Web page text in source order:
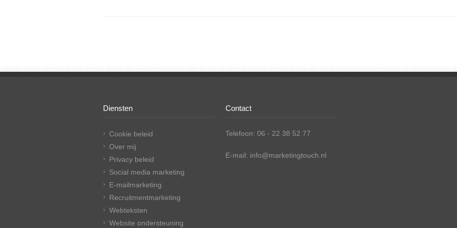
Diensten
Cookie beleid
Over mij
Privacy beleid
Social media marketing
E-mailmarketing
Recruitmentmarketing
Webteksten
Website ondersteuning
Contact
Telefoon: 06 - 22 38 52 77
E-mail: info@marketingtouch.nl